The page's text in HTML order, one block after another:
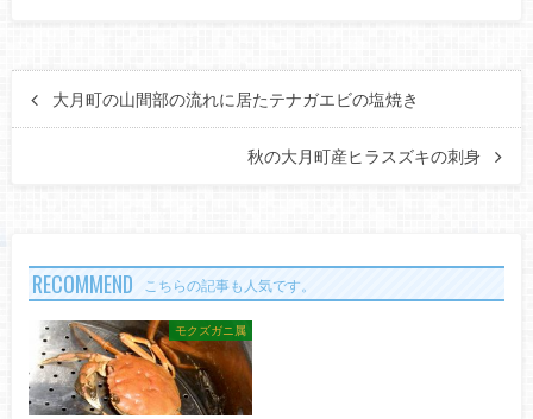
大月町の山間部の流れに居たテナガエビの塩焼き
秋の大月町産ヒラスズキの刺身
RECOMMEND こちらの記事も人気です。
モクズガニ属